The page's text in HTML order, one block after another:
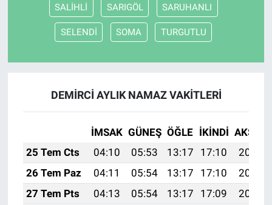
SALİHLİ SARIGÖL SARUHANLI
SELENDİ SOMA TURGUTLU
DEMİRCİ AYLIK NAMAZ VAKITLERI
İMSAK GÜNEŞ ÖĞLE İKINDI AKŞAM
25 Tem Cts
04:10 05:53 13:17 17:10
20:31
26 Tem Paz
04:11 05:54 13:17 17:10
20:30
27 Tem Pts
04:13 05:54 13:17 17:09
20:30